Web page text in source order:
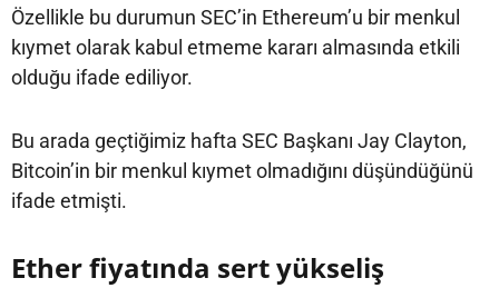
Özellikle bu durumun SEC’in Ethereum’u bir menkul
kıymet olarak kabul etmeme kararı almasında etkili
olduğu ifade ediliyor.
Bu arada geçtiğimiz hafta SEC Başkanı Jay Clayton,
Bitcoin’in bir menkul kıymet olmadığını düşündüğünü
ifade etmişti.
Ether fiyatında sert yükseliş